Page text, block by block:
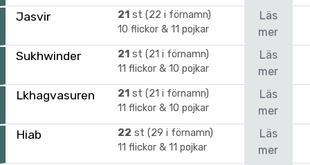
Jasvir 21 st (22 i förnamn)
10 flickor & 11 pojkar
Läs
mer
Sukhwinder 21 st (21 i förnamn)
11 flickor & 10 pojkar
Läs
mer
Lkhagvasuren 21 st (21 i förnamn)
11 flickor & 10 pojkar
Läs
mer
Hiab 22 st (29 i förnamn)
11 flickor & 11 pojkar
Läs
mer